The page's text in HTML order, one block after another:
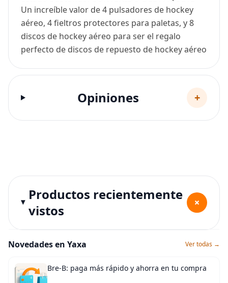
Un increíble valor de 4 pulsadores de hockey
aéreo, 4 fieltros protectores para paletas, y 8
discos de hockey aéreo para ser el regalo
perfecto de discos de repuesto de hockey aéreo
Opiniones +
Productos recientemente
vistos
+
Novedades en Yaxa Ver todas →
Bre-B: paga más rápido y ahorra en tu compra